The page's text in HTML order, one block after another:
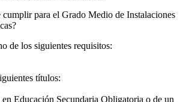
cumplir para el Grado Medio de Instalaciones
de los siguientes requisitos:
títulos:
Educación Secundaria Obligatoria o de un